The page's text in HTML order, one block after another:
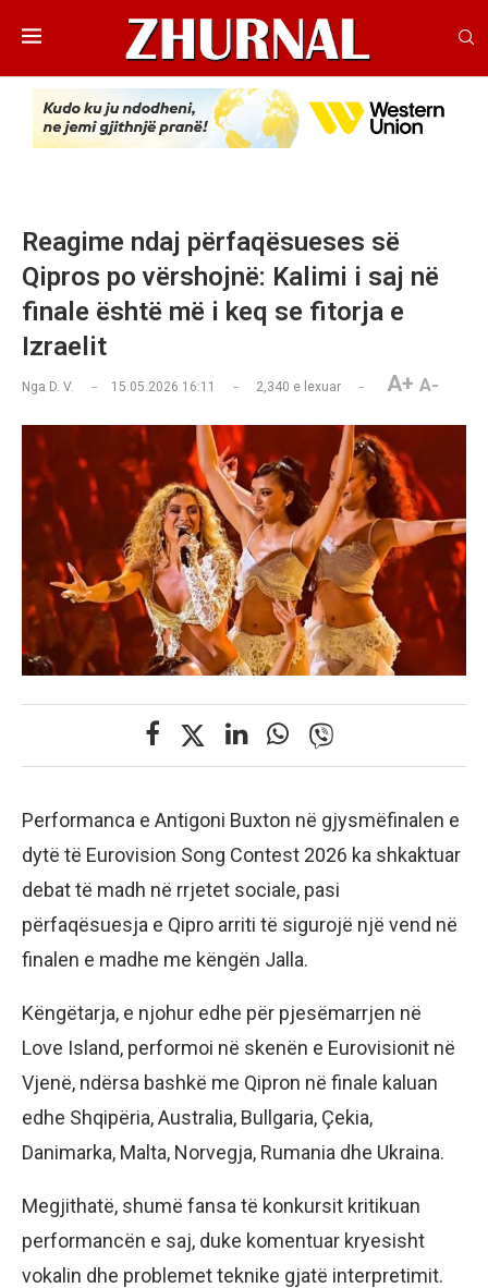
Reagime ndaj përfaqësueses së
Qipros po vërshojnë: Kalimi i saj në
finale është më i keq se fitorja e
Izraelit
Nga D. V. 15.05.2026 16:11 2,340 e lexuar A+ A-
Performanca e Antigoni Buxton në gjysmëfinalen e
dytë të Eurovision Song Contest 2026 ka shkaktuar
debat të madh në rrjetet sociale, pasi
përfaqësuesja e Qipro arriti të sigurojë një vend në
finalen e madhe me këngën Jalla.
Këngëtarja, e njohur edhe për pjesëmarrjen në
Love Island, performoi në skenën e Eurovisionit në
Vjenë, ndërsa bashkë me Qipron në finale kaluan
edhe Shqipëria, Australia, Bullgaria, Çekia,
Danimarka, Malta, Norvegja, Rumania dhe Ukraina.
Megjithatë, shumë fansa të konkursit kritikuan
performancën e saj, duke komentuar kryesisht
vokalin dhe problemet teknike gjatë interpretimit.